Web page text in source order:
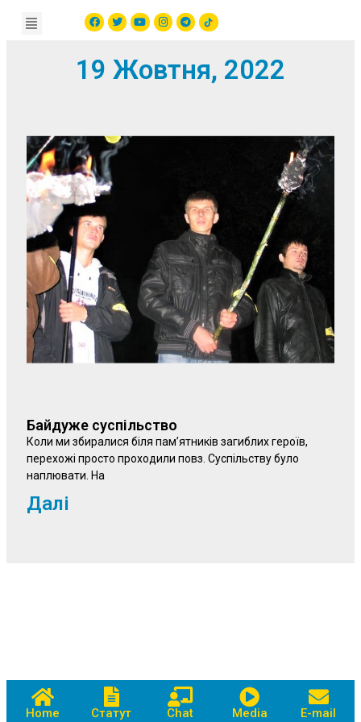
19 Жовтня, 2022
Байдуже суспільство
Коли ми збиралися біля пам’ятників загиблих героїв,
перехожі просто проходили повз. Суспільству було
наплювати. На
Далі
Home Статут Chat Media E-mail